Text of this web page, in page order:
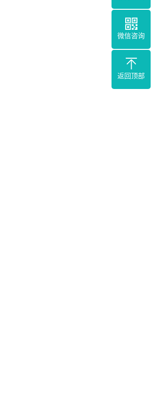
微信咨询
返回顶部